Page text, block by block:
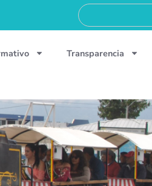
Transparencia